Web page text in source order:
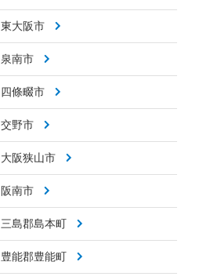
東大阪市
泉南市
四條畷市
交野市
大阪狭山市
阪南市
三島郡島本町
豊能郡豊能町